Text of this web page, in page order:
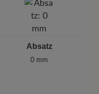
Absatz
0 mm